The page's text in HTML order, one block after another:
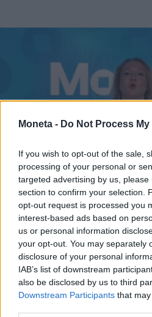
Moneta - Do Not Process
If you wish to opt-out of the sale,
processing of your personal or
targeted advertising by us,
section to confirm your selection.
opt-out request is processed you
interest-based ads based on
us or personal information
your opt-out. You may separately
disclosure of your personal
IAB’s list of downstream
also be disclosed by us to third
Downstream Participants that
Per Amazon l'IA
Matilde Sperlinga